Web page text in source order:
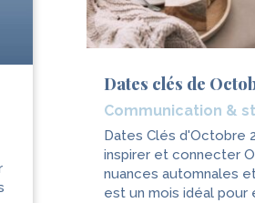
Dates clés de
Communication &
Dates Clés d'Octobre
inspirer et connecter
nuances automnales
est un mois idéal pour